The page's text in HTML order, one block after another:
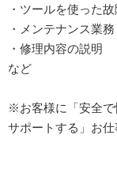
・ツールを使った
・メンテナンス業務
・修理内容の説明
など
※お客様に「安全で
サポートする」お仕